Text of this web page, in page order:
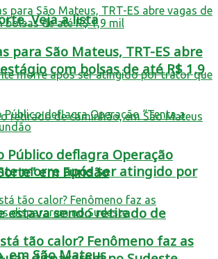
Veja a lista
morre após ser atingido por
estava sendo retirado de
em São Mateus
para São Mateus, TRT-ES abre
com bolsas de até R$ 1,9
Público deflagra Operação
em Fundão
tão calor? Fenômeno faz as